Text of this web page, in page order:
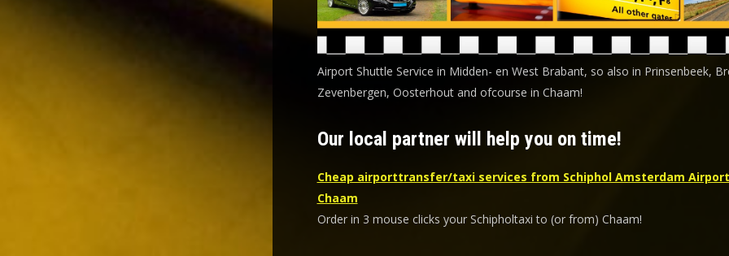
Airport Shuttle Service in Midden- en West Brabant, so also in Prinsenbeek,
Zevenbergen, Oosterhout and ofcourse in Chaam!
Our local partner will help you on time!
Cheap airporttransfer/taxi services from Schiphol Amsterdam
Chaam
Order in 3 mouse clicks your Schipholtaxi to (or from) Chaam!